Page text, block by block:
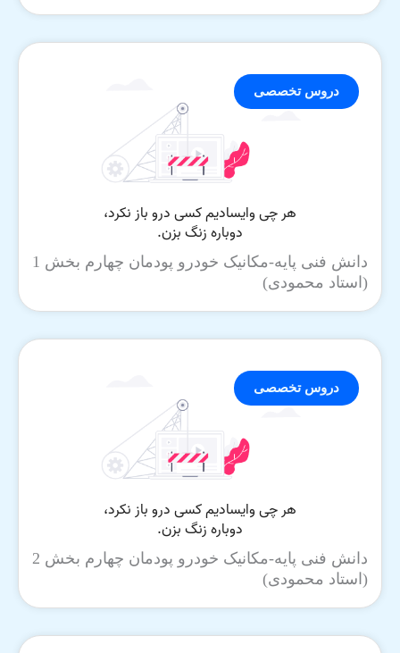
دانش فنی پایه-مکانیک خودرو پودمان چهارم بخش 1
(استاد محمودی)
دروس تخصصی
دانش فنی پایه-مکانیک خودرو پودمان چهارم بخش 2
(استاد محمودی)
دروس تخصصی